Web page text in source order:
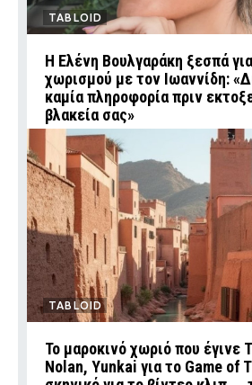
TABLOID
Η Ελένη Βουλγαράκη ξεσπά
χωρισμού με τον Ιωαννίδη:
καμία πληροφορία πριν
βλακεία σας»
TABLOID
Το μαροκινό χωριό που έγινε
Nolan, Yunkai για το Game of